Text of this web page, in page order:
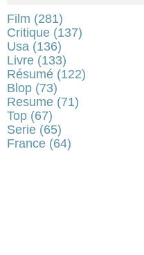
Film (281)
Critique (137)
Usa (136)
Livre (133)
Résumé (122)
Blop (73)
Resume (71)
Top (67)
Serie (65)
France (64)